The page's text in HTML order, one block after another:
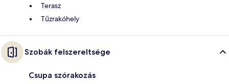
Terasz
Tűzrakóhely
Szobák felszereltsége
Csupa szórakozás